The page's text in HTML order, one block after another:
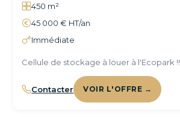
450 m²
45 000 € HT/an
Immédiate
Cellule de stockage à louer à l'Ecopark !!
Contacter VOIR L'OFFRE →